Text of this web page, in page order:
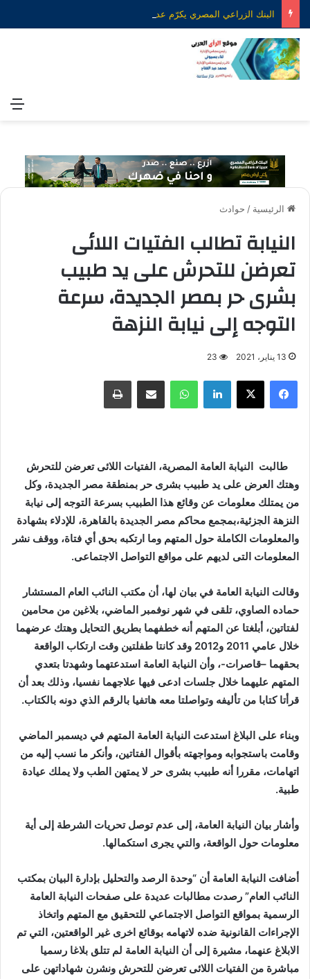
الرئيسية / حوادث
النيابة تطالب الفتيات اللائى
تعرضن للتحرش على يد طبيب
بشرى حر بمصر الجديدة، سرعة
التوجه إلى نيابة النزهة
13 يناير، 2021 23
فيسبوك X لينكدإن واتساب مشاركة عبر البريد طباعة
طالبت النيابة العامة المصرية، الفتيات اللائى تعرضن للتحرش
وهتك العرض على يد طبيب بشرى حر بمنطقة مصر الجديدة، وكل
من يمتلك معلومات عن وقائع هذا الطبيب بسرعة التوجه إلى نيابة
النزهة الجزئية،بمجمع محاكم مصر الجديدة بالقاهرة، للإدلاء بشهادة
والمعلومات الكاملة حول المتهم وما ارتكبه بحق أي فتاة، ووقف نشر
المعلومات التى لديهم على مواقع التواصل الاجتماعى.
وقالت النيابة العامة في بيان لها، أن مكتب النائب العام المستشار
حماده الصاوي، تلقى في شهر نوفمبر الماضي، بلاغين من محامين
لفتاتين، أبلغتا عن المتهم أنه خطفهما بطريق التحايل وهتك عرضهما
خلال عامي 2011 و2012 وقد كانتا طفلتين وقت ارتكاب الواقعة
بحقهما –قاصرات-، وأن النيابة العامة استدعتهما وشهدتا بتعدي
المتهم عليهما خلال جلسات ادعى فيها علاجهما نفسيا، وذلك بعد أن
قرأتا كتابا من تأليفه وتواصلتا معه هاتفيا بالرقم الذي دونه بالكتاب.
وبناء على البلاغ استدعت النيابة العامة المتهم في ديسمبر الماضي
وقامت باستجوابه ومواجهته بأقوال الفتاتين، وأنكر ما نسب إليه من
اتهامات، مقررا أنه طبيب بشرى حر لا يمتهن الطب ولا يملك عيادة
طبية.
وأشار بيان النيابة العامة، إلى عدم توصل تحريات الشرطة إلى أية
معلومات حول الواقعة، والتي يجرى استكمالها.
أضافت النيابة العامة أن “وحدة الرصد والتحليل بإدارة البيان بمكتب
النائب العام” رصدت مطالبات عديدة على صفحات النيابة العامة
الرسمية بمواقع التواصل الاجتماعي للتحقيق مع المتهم واتخاذ
الإجراءات القانونية ضده لاتهامه بوقائع اخرى غير الواقعتين، التي تم
الابلاغ عنهما، مشيرة إلى أن النيابة العامة لم تتلق بلاغا رسميا
مباشرة من الفتيات اللائى تعرضن للتحرش ونشرن شهاداتهن على